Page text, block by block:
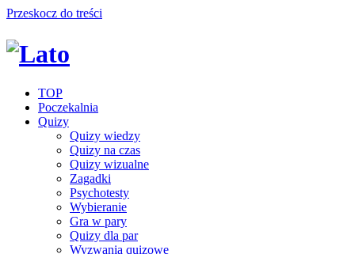
Przeskocz do treści
TOP
Poczekalnia
Quizy
Quizy wiedzy
Quizy na czas
Quizy wizualne
Zagadki
Psychotesty
Wybieranie
Gra w pary
Quizy dla par
Wyzwania quizowe